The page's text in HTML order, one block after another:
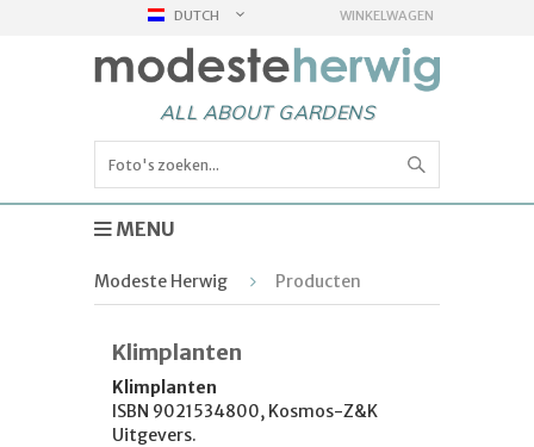
DUTCH WINKELWAGEN
ALL ABOUT GARDENS
MENU
Modeste Herwig Producten
Klimplanten
Klimplanten
ISBN 9021534800, Kosmos-Z&K
Uitgevers.